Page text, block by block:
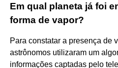
Em qual planeta já foi
forma de vapor?
Para constatar a presença de
astrônomos utilizaram um
informações captadas pelo